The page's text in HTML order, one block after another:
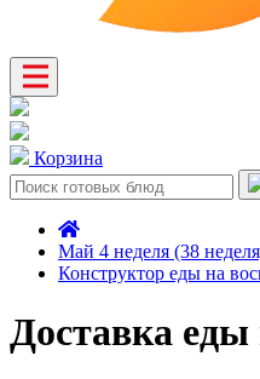
Корзина
Май 4 неделя (38
Конструктор еды на
Доставка еды